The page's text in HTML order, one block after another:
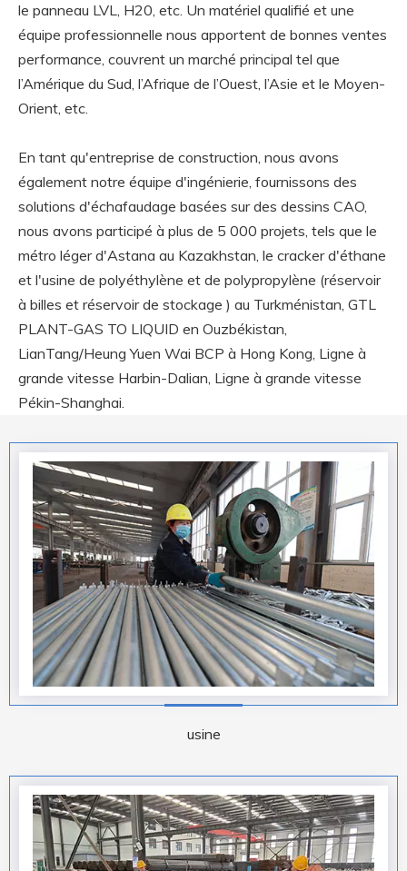
le panneau LVL, H20, etc. Un matériel qualifié et une
équipe professionnelle nous apportent de bonnes ventes
performance, couvrent un marché principal tel que
l’Amérique du Sud, l’Afrique de l’Ouest, l’Asie et le Moyen-
Orient, etc.
En tant qu'entreprise de construction, nous avons
également notre équipe d'ingénierie, fournissons des
solutions d'échafaudage basées sur des dessins CAO,
nous avons participé à plus de 5 000 projets, tels que le
métro léger d'Astana au Kazakhstan, le cracker d'éthane
et l'usine de polyéthylène et de polypropylène (réservoir
à billes et réservoir de stockage ) au Turkménistan, GTL
PLANT-GAS TO LIQUID en Ouzbékistan,
LianTang/Heung Yuen Wai BCP à Hong Kong, Ligne à
grande vitesse Harbin-Dalian, Ligne à grande vitesse
Pékin-Shanghai.
usine